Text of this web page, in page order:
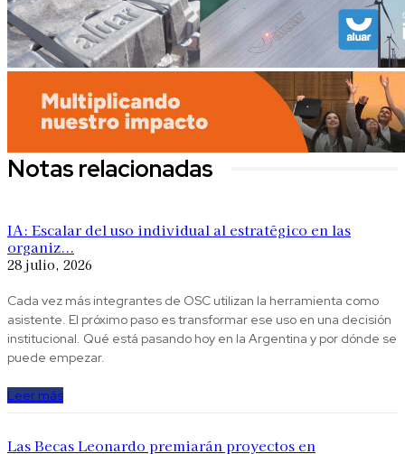
Notas relacionadas
IA: Escalar del uso individual al estratégico en las
organiz...
28 julio, 2026
Cada vez más integrantes de OSC utilizan la herramienta como
asistente. El próximo paso es transformar ese uso en una decisión
institucional. Qué está pasando hoy en la Argentina y por dónde se
puede empezar.
Leer más
Las Becas Leonardo premiarán proyectos en